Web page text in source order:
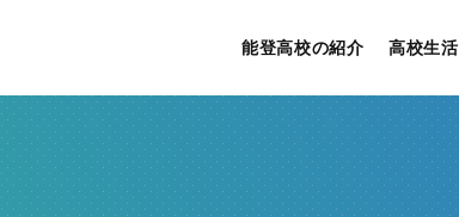
能登高校の紹介 高校生活